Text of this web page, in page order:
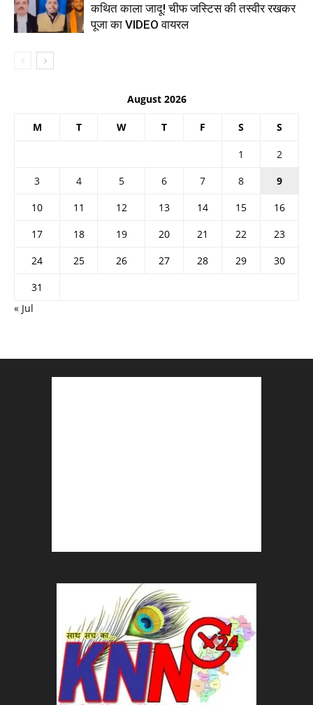
कथित काला जादू! चीफ जस्टिस की तस्वीर रखकर
पूजा का VIDEO वायरल
August 2026
M T W T F S S
1
2
3
4 5 6 7 8
9
10
11 12 13 14 15
16
17
18 19 20 21 22
23
24
25 26 27 28 29
30
31
« Jul